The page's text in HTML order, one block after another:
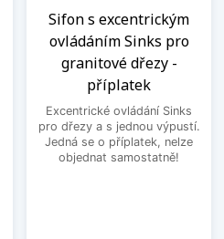
Sifon s excentrickým
ovládáním Sinks pro
granitové dřezy -
příplatek
Excentrické ovládání Sinks
pro dřezy a s jednou výpustí.
Jedná se o příplatek, nelze
objednat samostatně!